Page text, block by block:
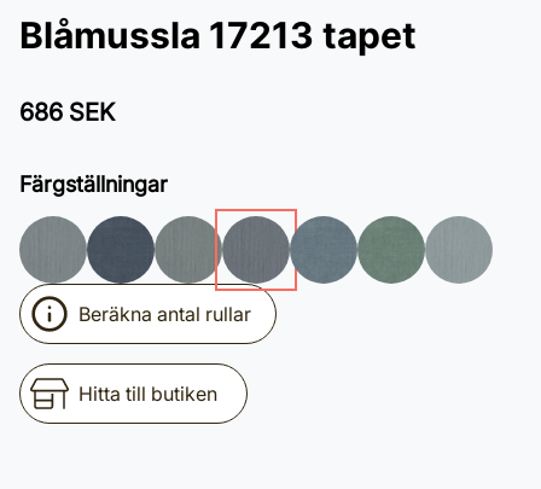
Blåmussla 17213 tapet
686 SEK
Färgställningar
Beräkna antal rullar
Hitta till butiken